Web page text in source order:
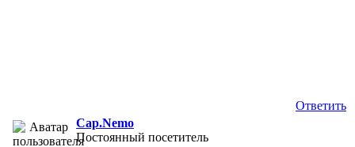
Ответить
Cap.Nemo
Постоянный посетитель